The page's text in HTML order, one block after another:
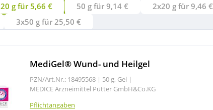
20 g für 5,66 € 50 g für 9,14 € 2x20 g für 9,46 €
3x50 g für 25,50 €
MediGel® Wund- und Heilgel
PZN/Art.Nr.: 18495568 | 50 g, Gel |
MEDICE Arzneimittel Pütter GmbH&Co.KG
Pflichtangaben